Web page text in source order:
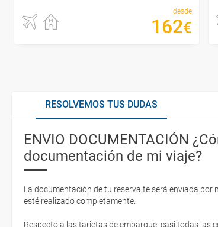
desde
162€
RESOLVEMOS TUS DUDAS
ENVIO DOCUMENTACIÓN
documentación de mi viaje?
La documentación de tu reserva te será enviada por
esté realizado completamente.
Respecto a las tarjetas de embarque, casi todas las